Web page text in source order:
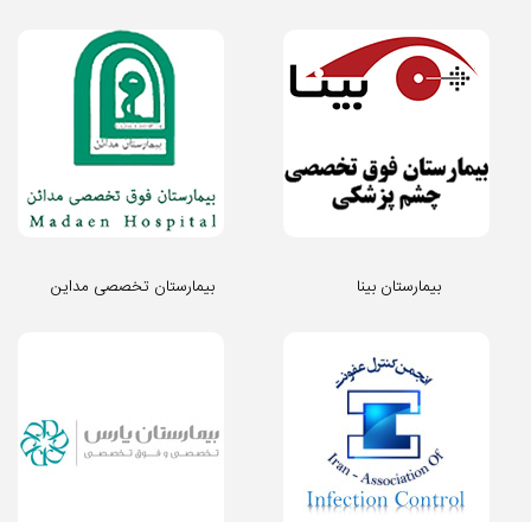
بیمارستان تخصصی مداین بیمارستان بینا